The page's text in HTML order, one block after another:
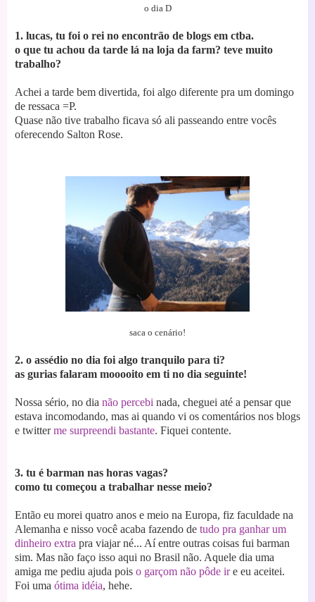
o dia D
1. lucas, tu foi o rei no encontrão de blogs em ctba.
o que tu achou da tarde lá na loja da farm? teve muito
trabalho?
Achei a tarde bem divertida, foi algo diferente pra um domingo
de ressaca =P.
Quase não tive trabalho ficava só ali passeando entre vocês
oferecendo Salton Rose.
saca o cenário!
2. o assédio no dia foi algo tranquilo para ti?
as gurias falaram mooooito em ti no dia seguinte!
Nossa sério, no dia não percebi nada, cheguei até a pensar que
estava incomodando, mas ai quando vi os comentários nos blogs
e twitterme surpreendi bastante. Fiquei contente.
3. tu é barman nas horas vagas?
como tu começou a trabalhar nesse meio?
Então eu morei quatro anos e meio na Europa, fiz faculdade na
Alemanha e nisso você acaba fazendo de tudo pra ganhar um
dinheiro extra pra viajar né... Aí entre outras coisas fui barman
sim. Mas não faço isso aqui no Brasil não. Aquele dia uma
amiga me pediu ajuda pois o garçom não pôde ire eu aceitei.
Foi uma ótima idéia, hehe.